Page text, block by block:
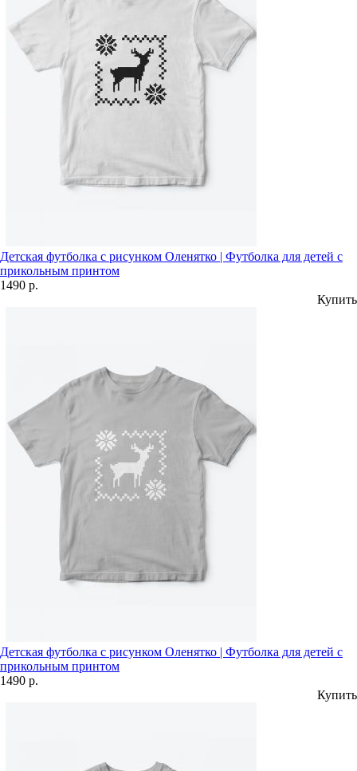
Детская футболка с рисунком Оленятко | Футболка для детей с
прикольным принтом
1490 р.
Купить
Детская футболка с рисунком Оленятко | Футболка для детей с
прикольным принтом
1490 р.
Купить